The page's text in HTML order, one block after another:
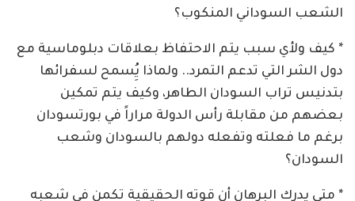
الشعب السوداني المنكوب؟
* كيف ولأي سبب يتم الاحتفاظ بعلاقات دبلوماسية مع
دول الشر التي تدعم التمرد.. ولماذا يُِسمح لسفرائها
بتدنيس تراب السودان الطاهر، وكيف يتم تمكين
بعضهم من مقابلة رأس الدولة مراراً في بورتسودان
برغم ما فعلته وتفعله دولهم بالسودان وشعب
السودان؟
* متى يدرك البرهان أن قوته الحقيقية تكمن في شعبه